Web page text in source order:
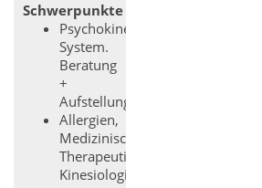
Schwerpunkte
Psychokinesiologie,
System.
Beratung
+
Aufstellung
Allergien,
Medizinisch-
Therapeutische
Kinesiologie